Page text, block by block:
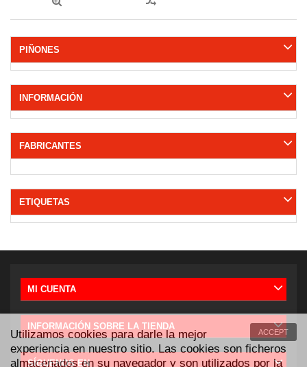
PIÑONES
INFORMACIÓN
FABRICANTES
ETIQUETAS
MI CUENTA
INFORMACIÓN SOBRE LA TIENDA
SÍGUENOS EN
ACCEPT
Utilizamos cookies para darle la mejor
experiencia en nuestro sitio. Las cookies son ficheros
almacenados en su navegador y son utilizados por la